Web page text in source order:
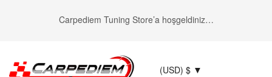
Carpediem Tuning Store’a hoşgeldiniz…
(USD) $